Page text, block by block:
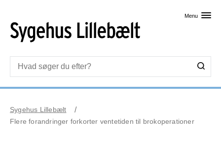
Menu
Sygehus Lillebælt
Flere forandringer forkorter ventetiden til brokoperationer